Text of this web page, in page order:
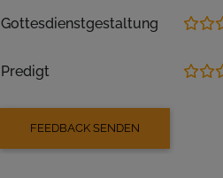
Gottesdienstgestaltung
Predigt